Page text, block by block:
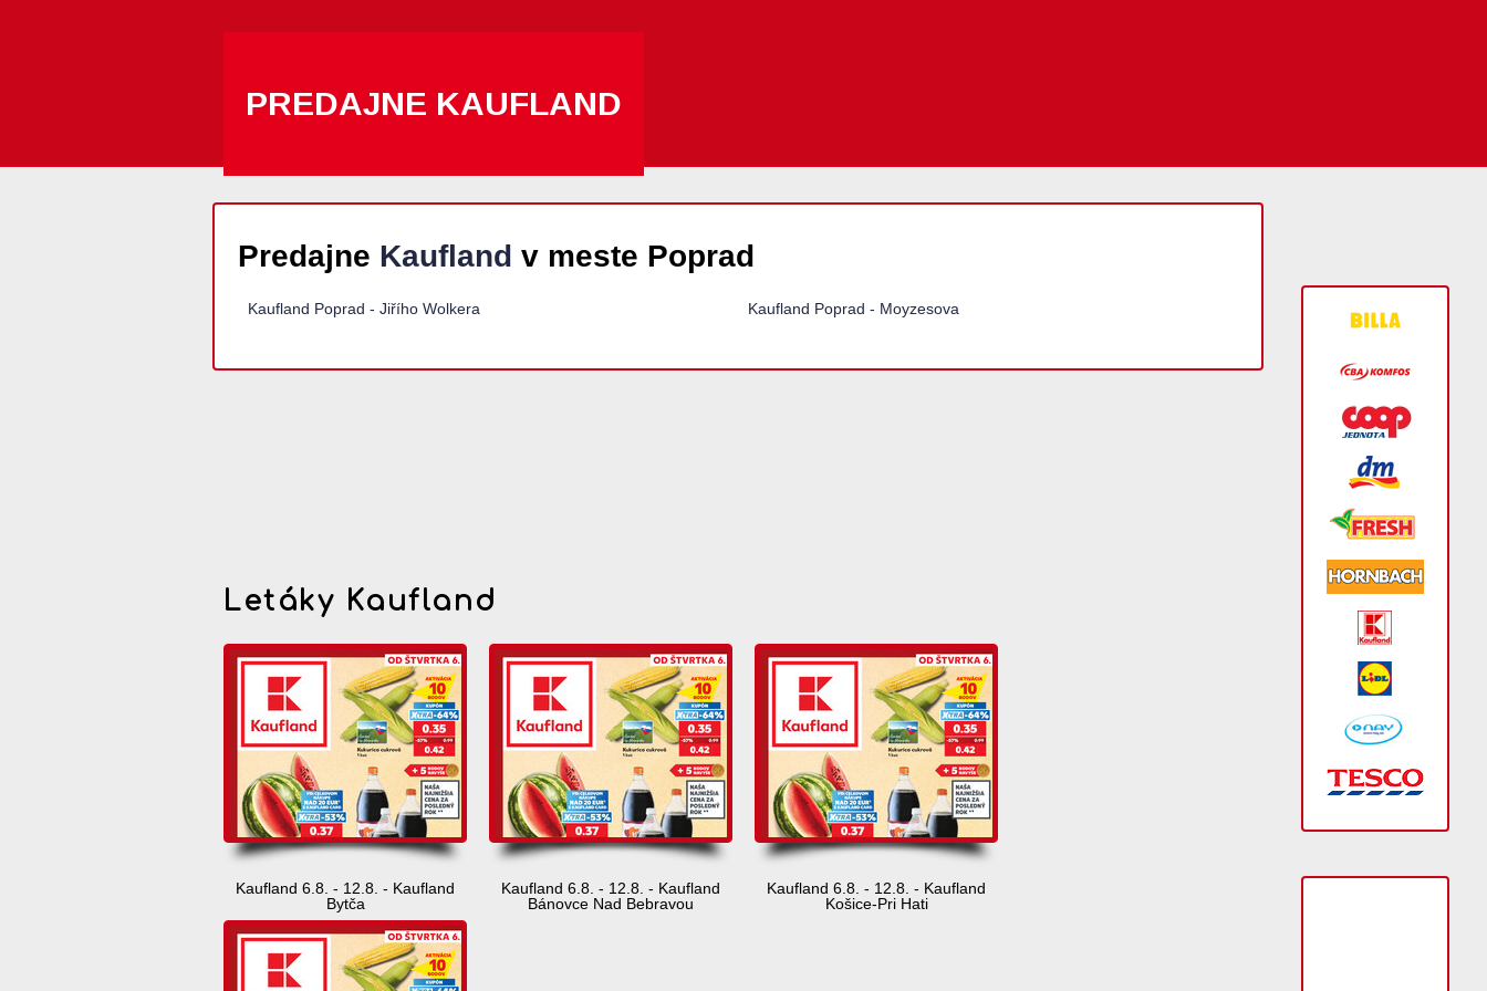
PREDAJNE KAUFLAND
Predajne Kaufland v meste Poprad
Kaufland Poprad - Jiřího Wolkera Kaufland Poprad - Moyzesova
Letáky Kaufland
Kaufland 6.8. - 12.8. - Kaufland
Bytča
Kaufland 6.8. - 12.8. - Kaufland
Bánovce Nad Bebravou
Kaufland 6.8. - 12.8. - Kaufland
Košice-Pri Hati